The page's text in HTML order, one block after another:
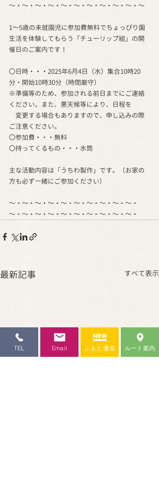
～・～・～・～・～・～・～・～・～・～・～
1～5歳の未就園児に参加費無料でちょっぴり園
生活を体験してもらう「チューリップ組」の開
催日のご案内です！
〇日時・・・2025年6月4日（水）集合10時20
分・開始10時30分（時間厳守）
※準備等のため、参加される前日までにご連絡
ください。また、悪天候等により、日程を
変更する場合もありますので、申し込みの際
ご注意ください。
〇参加費・・・無料
〇持ってくるもの・・・水筒
主な活動内容は「うちわ製作」です。（お家の
方も必ず一緒にご参加ください）
～・～・～・～・～・～・～・～・～・～・
～・～・～・～・～・～・～・～・～・～・
最新記事 すべて表示
TEL Email ふもと通信 ルート案内